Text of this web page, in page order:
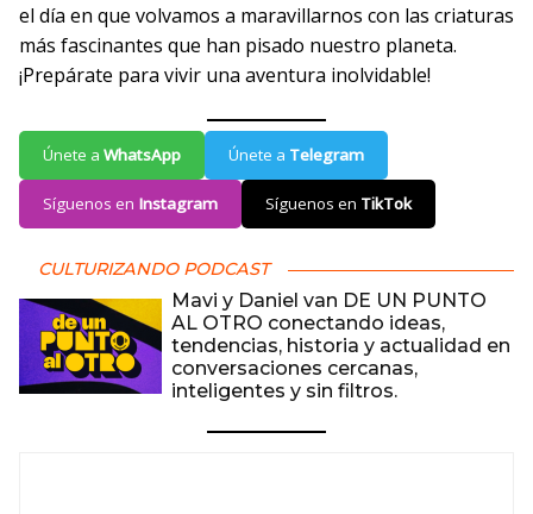
el día en que volvamos a maravillarnos con las criaturas
más fascinantes que han pisado nuestro planeta.
¡Prepárate para vivir una aventura inolvidable!
Únete a WhatsApp Únete a Telegram
Síguenos en Instagram Síguenos en TikTok
CULTURIZANDO PODCAST
Mavi y Daniel van DE UN PUNTO
AL OTRO conectando ideas,
tendencias, historia y actualidad en
conversaciones cercanas,
inteligentes y sin filtros.